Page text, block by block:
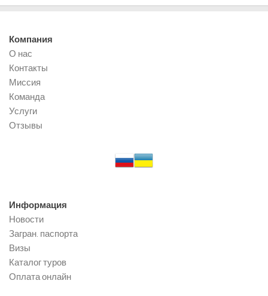
Компания
О нас
Контакты
Миссия
Команда
Услуги
Отзывы
Информация
Новости
Загран. паспорта
Визы
Каталог туров
Оплата онлайн